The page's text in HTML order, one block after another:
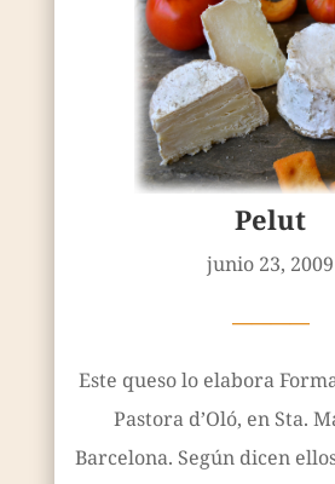
Pelut
junio 23, 2009
————
Este queso lo elabora
Pastora d’Oló, en Sta.
Barcelona. Según dicen